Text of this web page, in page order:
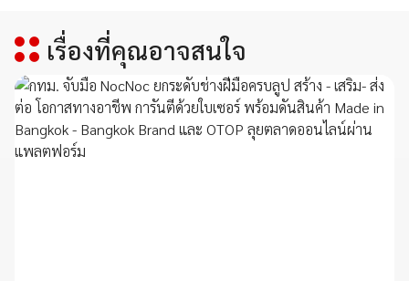
เรื่องที่คุณอาจสนใจ